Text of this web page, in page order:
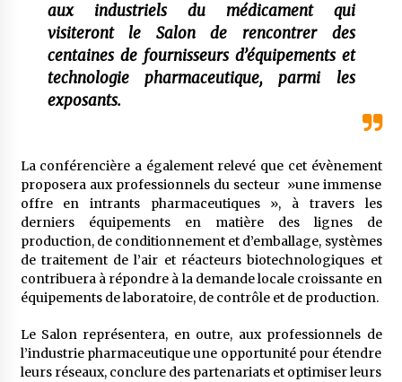
informel
3 semaines ago
Première voiture de course conçue et
fabriquée localement : Une équipe d’étudiants
aux industriels du médicament qui
visiteront le Salon de rencontrer des
centaines de fournisseurs d’équipements et
technologie pharmaceutique, parmi les
exposants.
La conférencière a également relevé que cet évènement
proposera aux professionnels du secteur »une immense
offre en intrants pharmaceutiques », à travers les
derniers équipements en matière des lignes de
production, de conditionnement et d’emballage, systèmes
de traitement de l’air et réacteurs biotechnologiques et
contribuera à répondre à la demande locale croissante en
équipements de laboratoire, de contrôle et de production.
Le Salon représentera, en outre, aux professionnels de
l’industrie pharmaceutique une opportunité pour étendre
leurs réseaux, conclure des partenariats et optimiser leurs